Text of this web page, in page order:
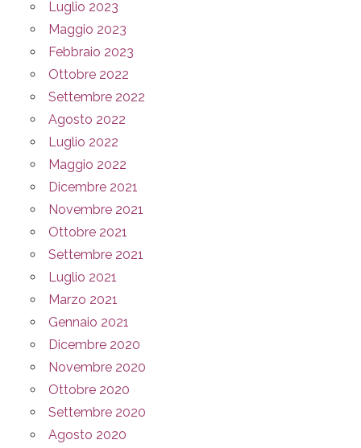
Luglio 2023
Maggio 2023
Febbraio 2023
Ottobre 2022
Settembre 2022
Agosto 2022
Luglio 2022
Maggio 2022
Dicembre 2021
Novembre 2021
Ottobre 2021
Settembre 2021
Luglio 2021
Marzo 2021
Gennaio 2021
Dicembre 2020
Novembre 2020
Ottobre 2020
Settembre 2020
Agosto 2020